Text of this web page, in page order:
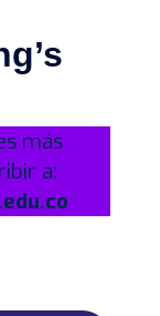
más
a: